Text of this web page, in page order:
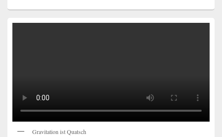
Gravitation ist Quatsch